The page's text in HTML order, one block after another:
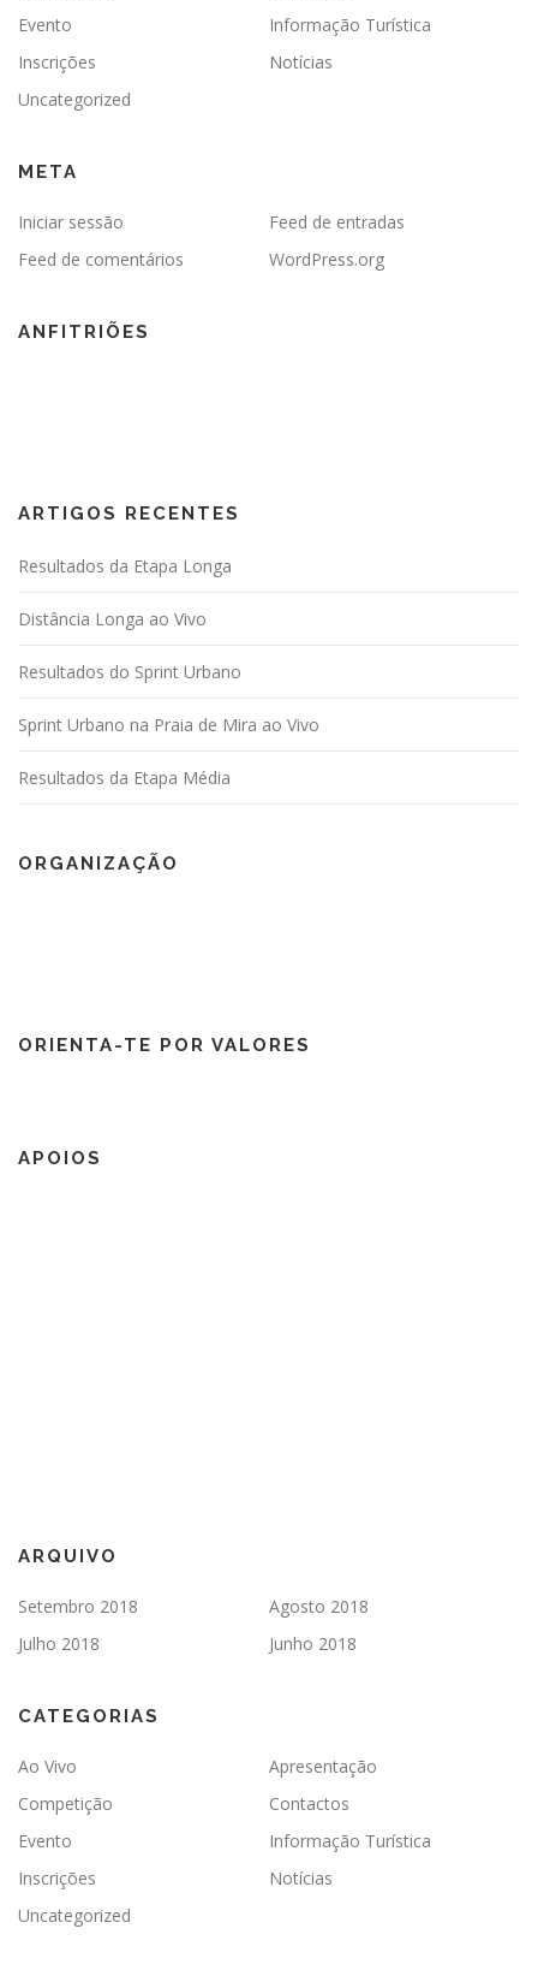
Evento
Informação Turística
Inscrições
Notícias
Uncategorized
META
Iniciar sessão
Feed de entradas
Feed de comentários
WordPress.org
ANFITRIÕES
ARTIGOS RECENTES
Resultados da Etapa Longa
Distância Longa ao Vivo
Resultados do Sprint Urbano
Sprint Urbano na Praia de Mira ao Vivo
Resultados da Etapa Média
ORGANIZAÇÃO
ORIENTA-TE POR VALORES
APOIOS
ARQUIVO
Setembro 2018
Agosto 2018
Julho 2018
Junho 2018
CATEGORIAS
Ao Vivo
Apresentação
Competição
Contactos
Evento
Informação Turística
Inscrições
Notícias
Uncategorized